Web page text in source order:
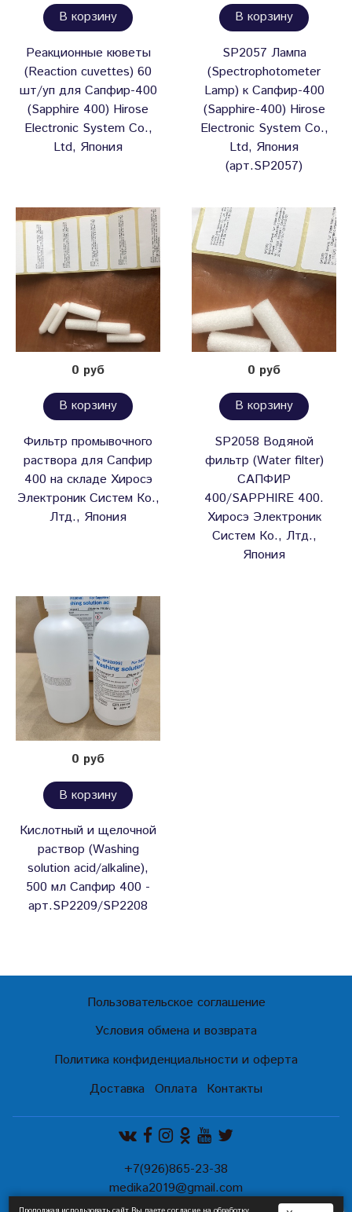
В корзину
Реакционные кюветы
(Reaction cuvettes) 60
шт/уп для Сапфир-400
(Sapphire 400) Hirose
Electronic System Co.,
Ltd, Япония
В корзину
SP2057 Лампа
(Spectrophotometer
Lamp) к Сапфир-400
(Sapphire-400) Hirose
Electronic System Co.,
Ltd, Япония
(арт.SP2057)
0 руб
В корзину
Фильтр промывочного
раствора для Сапфир
400 на складе Хиросэ
Электроник Систем Ко.,
Лтд., Япония
0 руб
В корзину
SP2058 Водяной
фильтр (Water filter)
САПФИР
400/SAPPHIRE 400.
Хиросэ Электроник
Систем Ко., Лтд.,
Япония
0 руб
В корзину
Кислотный и щелочной
раствор (Washing
solution aсid/alkaline),
500 мл Сапфир 400 -
арт.SP2209/SP2208
Пользовательское соглашение
Условия обмена и возврата
Политика конфиденциальности и оферта
Доставка
Оплата Контакты
+7(926)865-23-38
medika2019@gmail.com